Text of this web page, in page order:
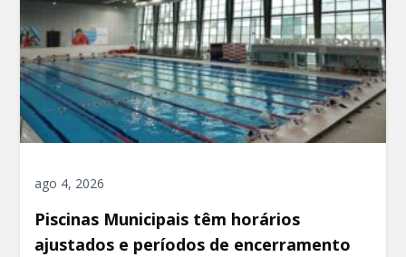
ago 4, 2026
Piscinas Municipais têm horários
ajustados e períodos de encerramento